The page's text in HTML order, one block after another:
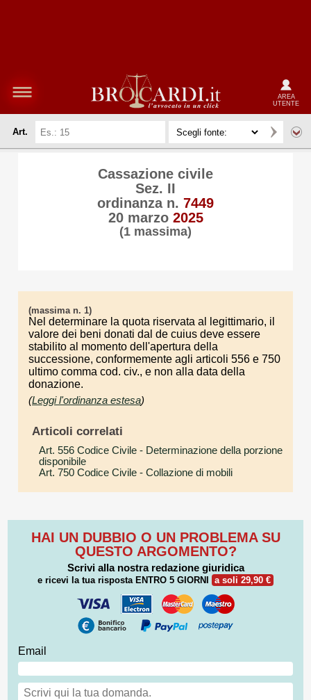
AREA
UTENTE
Art.
Cassazione civile
Sez. II
ordinanza n. 7449
20 marzo 2025
(1 massima)
(massima n. 1)
Nel determinare la quota riservata al legittimario, il
valore dei beni donati dal de cuius deve essere
stabilito al momento dell'apertura della
successione, conformemente agli articoli 556 e 750
ultimo comma cod. civ., e non alla data della
donazione.
(Leggi l'ordinanza estesa)
Articoli correlati
Art. 556 Codice Civile - Determinazione della porzione
disponibile
Art. 750 Codice Civile - Collazione di mobili
HAI UN DUBBIO O UN PROBLEMA SU
QUESTO ARGOMENTO?
Scrivi alla nostra redazione giuridica
e ricevi la tua risposta ENTRO 5 GIORNI a soli 29,90 €
Email